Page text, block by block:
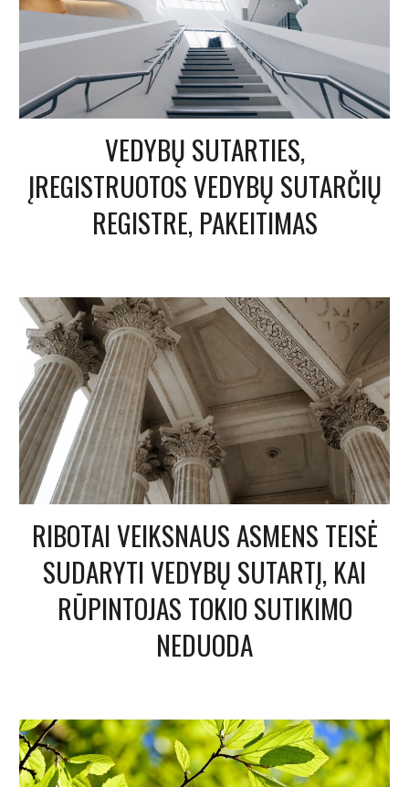
VEDYBŲ SUTARTIES,
ĮREGISTRUOTOS VEDYBŲ SUTARČIŲ
REGISTRE, PAKEITIMAS
RIBOTAI VEIKSNAUS ASMENS TEISĖ
SUDARYTI VEDYBŲ SUTARTĮ, KAI
RŪPINTOJAS TOKIO SUTIKIMO
NEDUODA